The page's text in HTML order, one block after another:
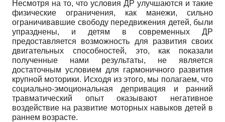
Несмотря на то, что условия ДР улучшаются и такие
физические ограничения, как манежи, сильно
ограничивавшие свободу передвижения детей, были
упразднены, и детям в современных ДР
предоставляется возможность для развития своих
двигательных способностей, это, как показали
полученные нами результаты, не является
достаточным условием для гармоничного развития
крупной моторики. Исходя из этого, мы полагаем, что
социально-эмоциональная депривация и ранний
травматический опыт оказывают негативное
воздействие на развитие моторных навыков детей в
раннем возрасте.